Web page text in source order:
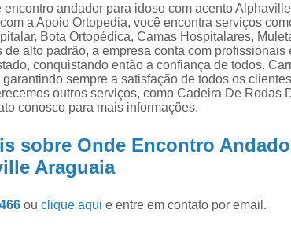
encontro andador para idoso com acento
a Apoio Ortopedia, você encontra serviços
Bota Ortopédica, Camas Hospitalares,
de alto padrão, a empresa conta com
conquistando então a confiança de todos.
sempre a satisfação de todos os
outros serviços, como Cadeira De Rodas
conosco para mais informações.
sobre Onde Encontro
Araguaia
ou clique aqui e entre em contato por email.